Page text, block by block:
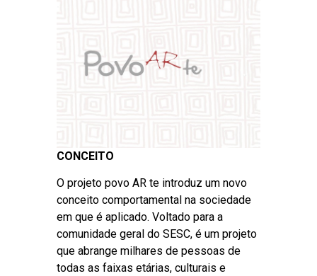
CONCEITO
O projeto povo AR te introduz um novo
conceito comportamental na sociedade
em que é aplicado. Voltado para a
comunidade geral do SESC, é um projeto
que abrange milhares de pessoas de
todas as faixas etárias, culturais e